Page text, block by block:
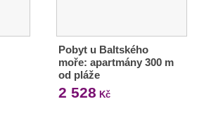
Pobyt u Baltského
moře: apartmány 300 m
od pláže
2 528 Kč